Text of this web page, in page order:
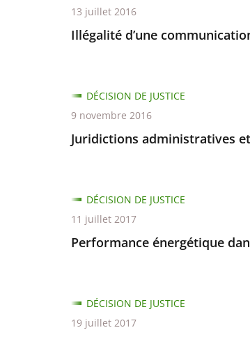
Illégalité d’une
13 juillet 2016
Juridictions administratives
DÉCISION DE JUSTICE
9 novembre 2016
Performance énergétique
DÉCISION DE JUSTICE
11 juillet 2017
DÉCISION DE JUSTICE
19 juillet 2017